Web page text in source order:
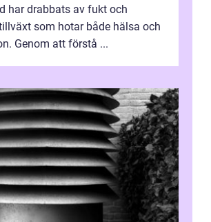
har drabbats av fukt och
som hotar både hälsa och
Genom att förstå ...